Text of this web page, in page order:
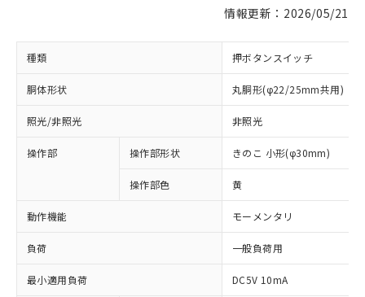
情報更新：2026/05/21
種類 押ボタンスイッチ
胴体形状 丸胴形(φ22/25mm共用)
照光/非照光 非照光
操作部 操作部形状 きのこ 小形(φ30mm)
操作部色 黄
動作機能 モーメンタリ
負荷 一般負荷用
最小適用負荷 DC5V 10mA